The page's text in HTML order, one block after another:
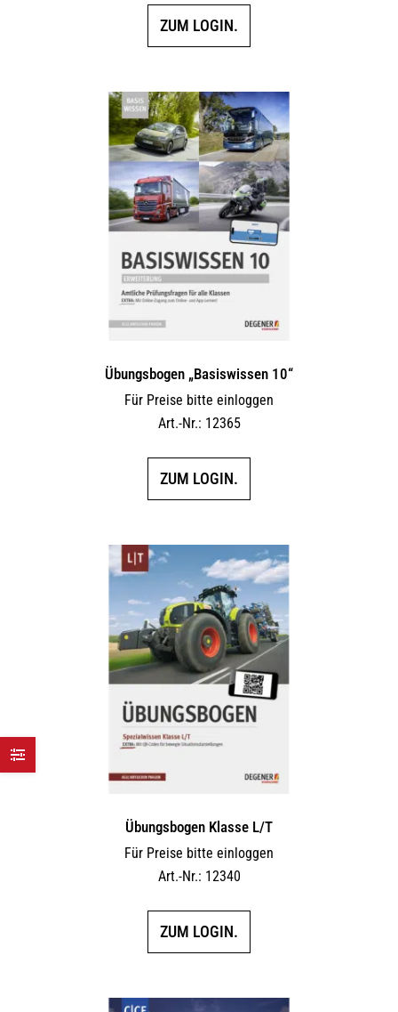
ZUM LOGIN.
Übungsbogen „Basiswissen 10“
Für Preise bitte einloggen
Art.-Nr.: 12365
ZUM LOGIN.
Übungsbogen Klasse L/T
Für Preise bitte einloggen
Art.-Nr.: 12340
ZUM LOGIN.